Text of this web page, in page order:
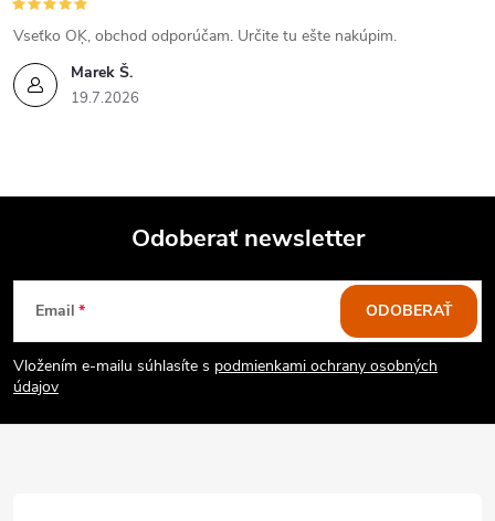
p
i
s
Marek Š.
19.7.2026
Vseťko OĶ, obchod odporúčam. Určite tu ešte nakúpim.
Z
á
p
Odoberať newsletter
Email
Vložením e-mailu súhlasíte s podmienkami ochrany osobných
údajov
ODOBERAŤ